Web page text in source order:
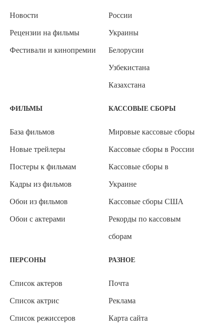
Новости
Рецензии на фильмы
Фестивали и кинопремии
России
Украины
Белорусии
Узбекистана
Казахстана
ФИЛЬМЫ
База фильмов
Новые трейлеры
Постеры к фильмам
Кадры из фильмов
Обои из фильмов
Обои с актерами
КАССОВЫЕ СБОРЫ
Мировые кассовые сборы
Кассовые сборы в России
Кассовые сборы в
Украине
Кассовые сборы США
Рекорды по кассовым
сборам
ПЕРСОНЫ
Список актеров
Список актрис
Список режиссеров
РАЗНОЕ
Почта
Реклама
Карта сайта